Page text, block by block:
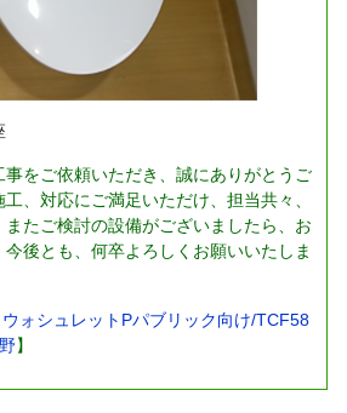
をご依頼いただき、誠にありがとうご
、対応にご満足いただけ、担当共々、
たご検討の設備がございましたら、お
後とも、何卒よろしくお願いいたしま
ォシュレットPパブリック向け/TCF58
】